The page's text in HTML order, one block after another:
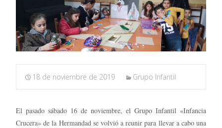
18 de noviembre de 2019 Grupo Infantil
El pasado sábado 16 de noviembre, el Grupo Infantil «Infancia
Crucera» de la Hermandad se volvió a reunir para llevar a cabo una